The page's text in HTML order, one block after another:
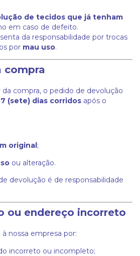
de tecidos que já tenham
em caso de defeito.
da responsabilidade por trocas
por mau uso.
compra
compra, o pedido de devolução
7 (sete) dias corridos após o
original;
ou alteração.
devolução é de responsabilidade
ou endereço incorreto
nossa empresa por:
incorreto ou incompleto;